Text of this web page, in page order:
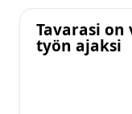
Tavarasi
työn ajaksi